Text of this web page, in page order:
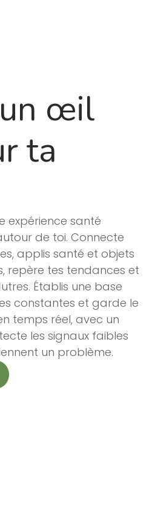
œil
ta
expérience santé
de toi. Connecte
applis santé et objets
repère tes tendances et
Établis une base
constantes et garde le
temps réel, avec un
les signaux faibles
un problème.